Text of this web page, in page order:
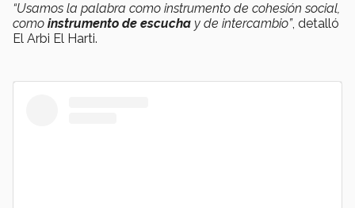
“Usamos la palabra como instrumento de cohesión social,
como instrumento de escucha y de intercambio”, detalló
El Arbi El Harti.